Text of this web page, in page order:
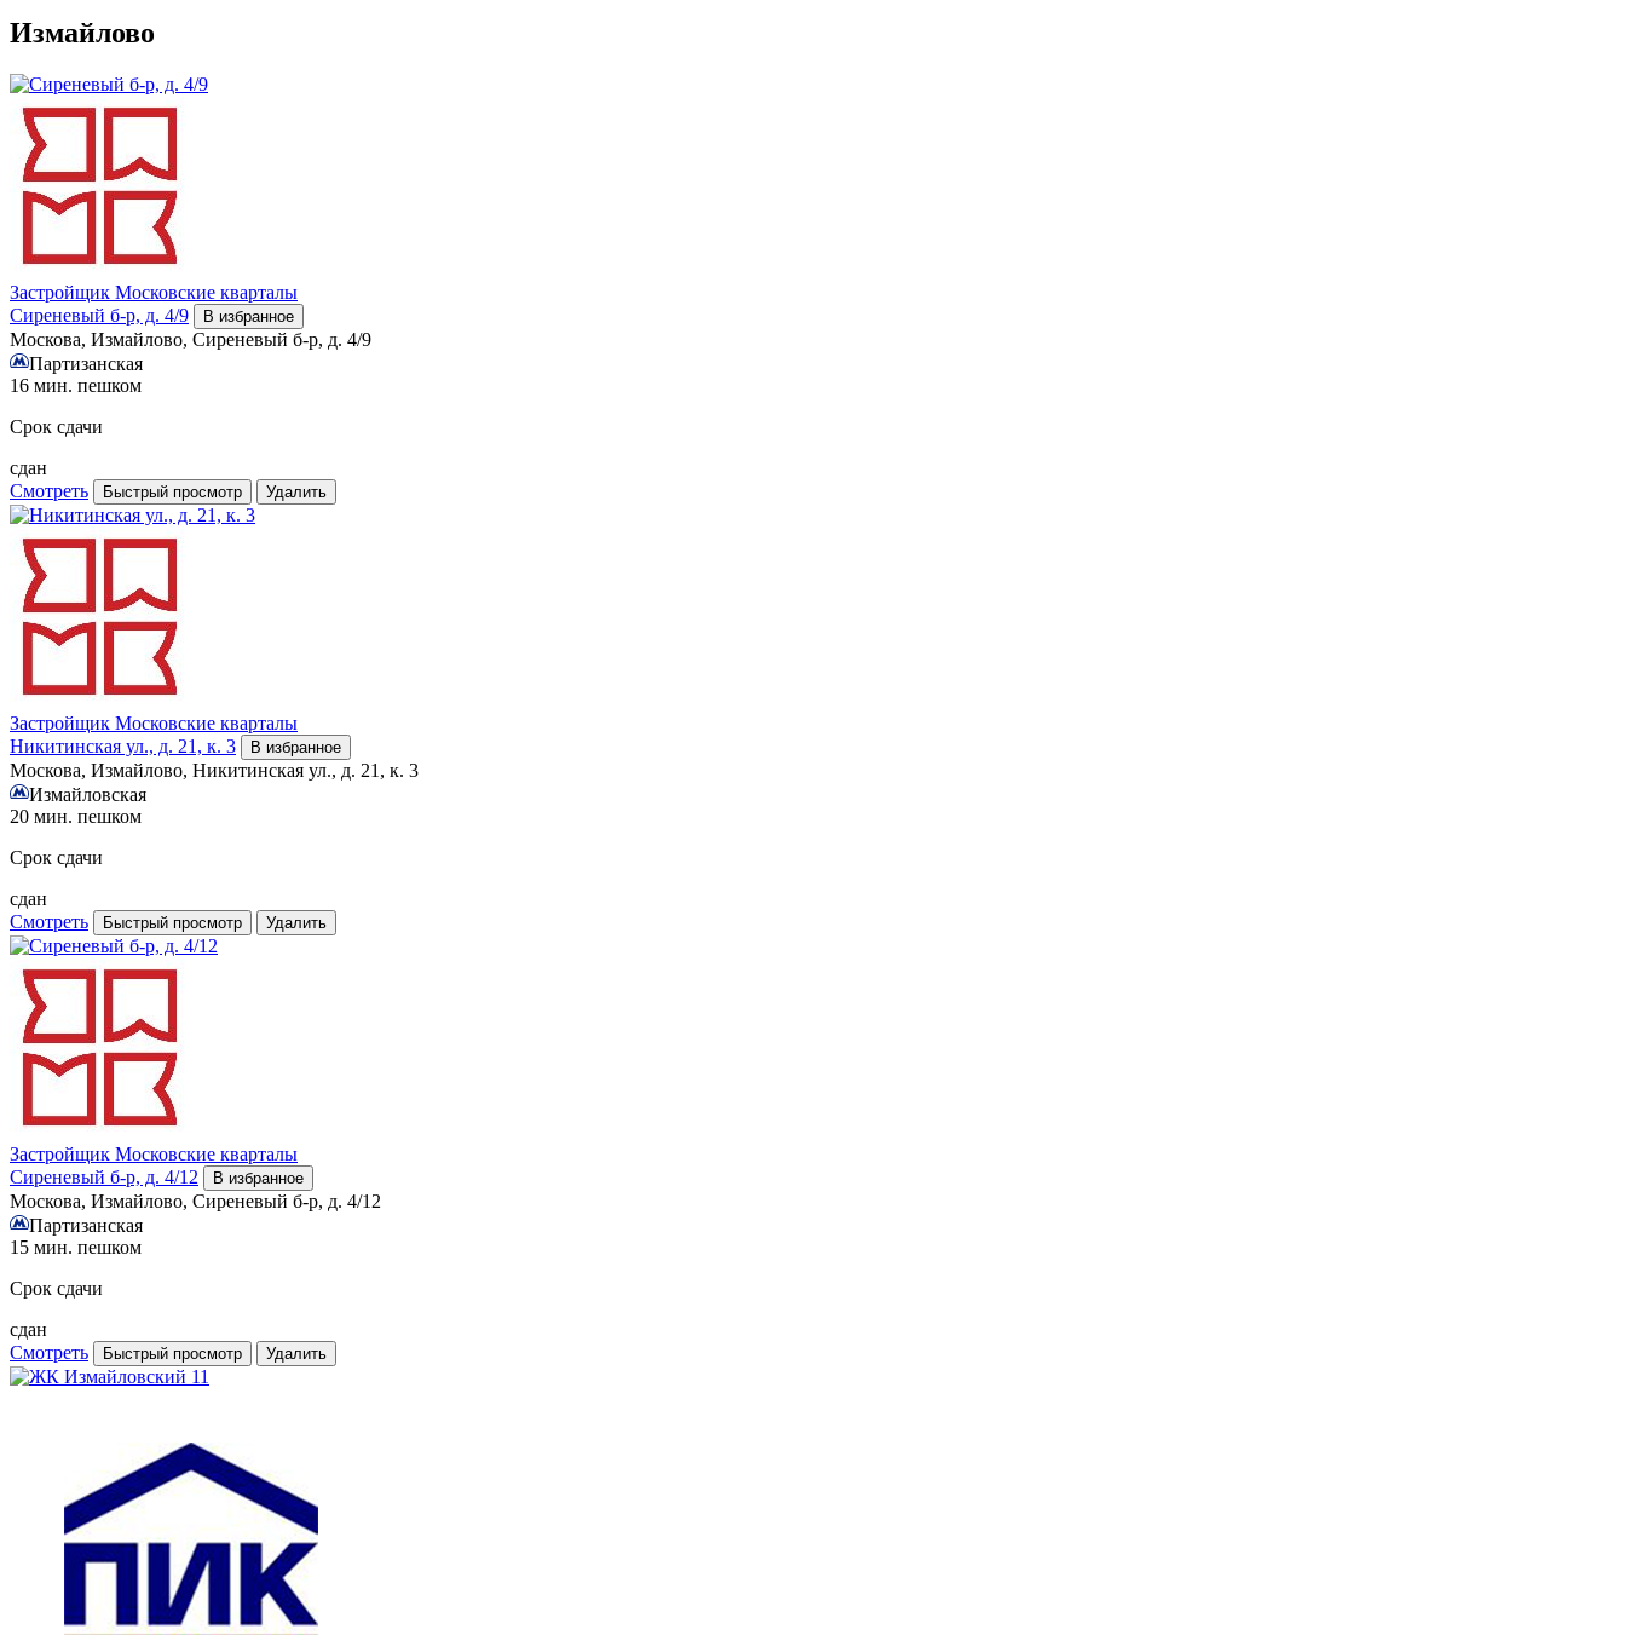
Измайлово
Застройщик Московские кварталы
Сиреневый б-р, д. 4/9
В избранное
Москова, Измайлово, Сиреневый б-р, д. 4/9
Партизанская
16 мин. пешком
Срок сдачи
сдан
Смотреть
Быстрый просмотр Удалить
Застройщик Московские кварталы
Никитинская ул., д. 21, к. 3
В избранное
Москова, Измайлово, Никитинская ул., д. 21, к. 3
Измайловская
20 мин. пешком
Срок сдачи
сдан
Смотреть
Быстрый просмотр Удалить
Застройщик Московские кварталы
Сиреневый б-р, д. 4/12
В избранное
Москова, Измайлово, Сиреневый б-р, д. 4/12
Партизанская
15 мин. пешком
Срок сдачи
сдан
Смотреть
Быстрый просмотр Удалить